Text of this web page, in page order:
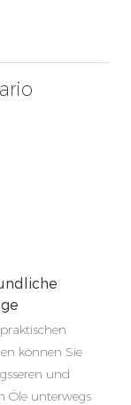
können Sie
und
Öle unterwegs